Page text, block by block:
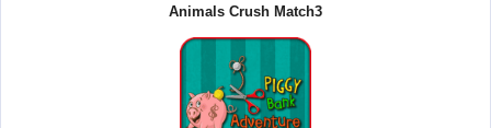
Animals Crush Match3